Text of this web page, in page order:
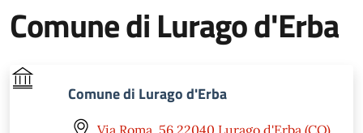
Comune di Lurago d'Erba
Comune di Lurago d'Erba
Via Roma, 56 22040 Lurago d'Erba (CO)